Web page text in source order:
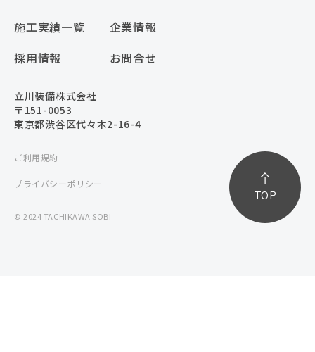
TOP
立川装備株式会社
〒151-0053
東京都渋谷区代々木2-16-4
施工実績一覧
採用情報
企業情報
お問合せ
ご利用規約
プライバシーポリシー
© 2024 TACHIKAWA SOBI